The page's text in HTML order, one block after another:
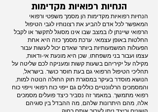
הנחיות רפואיות מקדימות
הנחיות רפואיות מקדימות הן מסמך משפטי ורפואי
המאפשר לכל אדם להביע את רצונותיו לגבי הטיפול
הרפואי שיינתן לו במצב שבו אינו מסוגל לתקשר או לקבל
החלטות באופן עצמאי. ערכת מסמך כזה היא אחת
הפעולות המשמעותיות ביותר שאדם יכול לעשות עבור
עצמו ועבור בני משפחתו, שכן היא מונעת אי-ודאות,
מקילה על יקיריהם בשעות קשות ומעניקה לכם שליטה על
תהליכי הטיפול הרפואי גם בעת חוסר כושר. בישראל,
הנושא מוסדר בעיקר במסגרת חוק החולה הנוטה למות,
והמסמכים הרלוונטיים כוללים גם ייפוי כוח רפואי וייפוי כוח
רפואי מתמשך. במאמר זה נסביר כיצד פועלים מסמכים
אלה, מהם היתרונות שלהם, מה ההבדל בין סוגיהם